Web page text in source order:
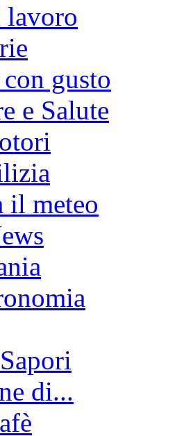
lavoro
gusto
e Salute
il meteo
di...